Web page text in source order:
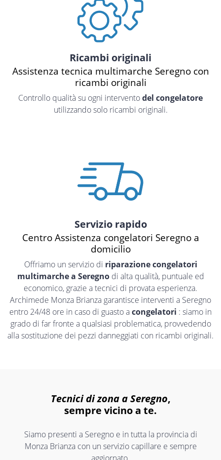
Ricambi originali
Assistenza tecnica multimarche Seregno con
ricambi originali
Controllo qualità su ogni interventodel congelatore
utilizzando solo ricambi originali.
Servizio rapido
Centro Assistenza congelatori Seregno a
domicilio
Offriamo un servizio di riparazione congelatori
multimarche a Seregnodi alta qualità, puntuale ed
economico, grazie a tecnici di provata esperienza.
Archimede Monza Brianza garantisce interventi a Seregno
entro 24/48 ore in caso di guasto acongelatori : siamo in
grado di far fronte a qualsiasi problematica, provvedendo
alla sostituzione dei pezzi danneggiati con ricambi originali.
Tecnici di zona a Seregno,
sempre vicino a te.
Siamo presenti a Seregno e in tutta la provincia di
Monza Brianza con un servizio capillare e sempre